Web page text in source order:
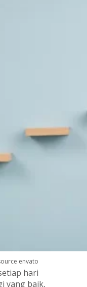
envato
hari
yang baik,